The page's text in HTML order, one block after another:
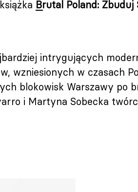
Brutal Poland: Zbuduj
intrygujących
wzniesionych w czasach
blokowisk Warszawy po
i Martyna Sobecka